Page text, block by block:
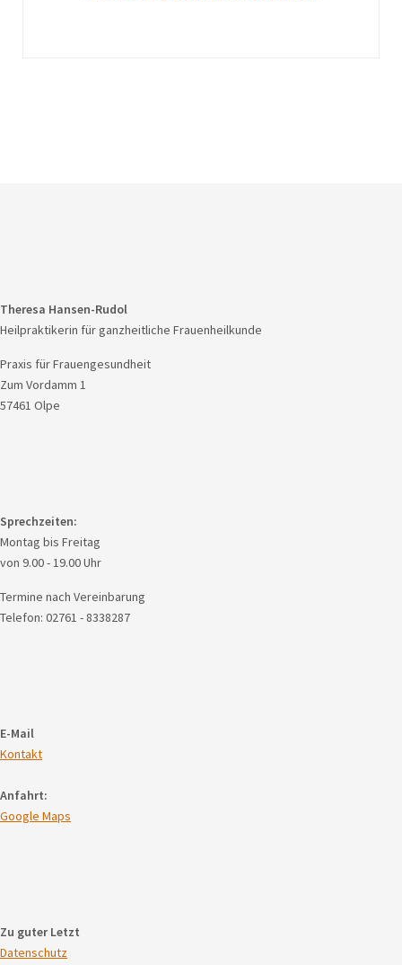
Theresa Hansen-Rudol
Heilpraktikerin für ganzheitliche Frauenheilkunde
Praxis für Frauengesundheit
Zum Vordamm 1
57461 Olpe
Sprechzeiten:
Montag bis Freitag
von 9.00 - 19.00 Uhr
Termine nach Vereinbarung
Telefon: 02761 - 8338287
E-Mail
Kontakt
Anfahrt:
Google Maps
Zu guter Letzt
Datenschutz